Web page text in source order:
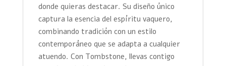
donde quieras destacar. Su diseño único
captura la esencia del espíritu vaquero,
combinando tradición con un estilo
contemporáneo que se adapta a cualquier
atuendo. Con Tombstone, llevas contigo